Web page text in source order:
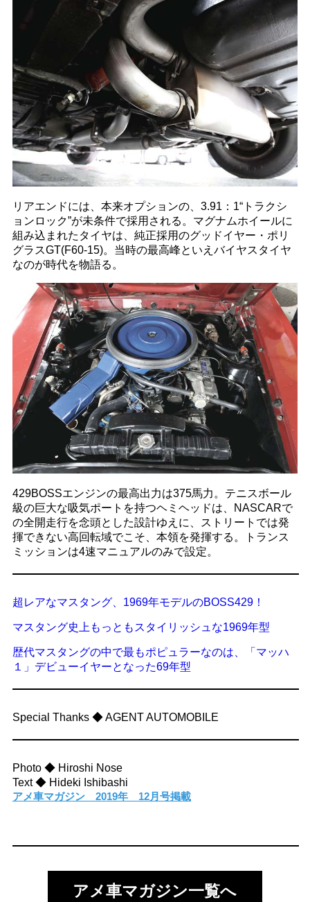
リアエンドには、本来オプションの、3.91：1“トラクシ
ョンロック”が未条件で採用される。マグナムホイールに
組み込まれたタイヤは、純正採用のグッドイヤー・ポリ
グラスGT(F60-15)。当時の最高峰といえバイヤスタイヤ
なのが時代を物語る。
429BOSSエンジンの最高出力は375馬力。テニスボール
級の巨大な吸気ポートを持つヘミヘッドは、NASCARで
の全開走行を念頭とした設計ゆえに、ストリートでは発
揮できない高回転域でこそ、本領を発揮する。トランス
ミッションは4速マニュアルのみで設定。
超レアなマスタング、1969年モデルのBOSS429！
マスタング史上もっともスタイリッシュな1969年型
歴代マスタングの中で最もポピュラーなのは、「マッハ
１」デビューイヤーとなった69年型
Special Thanks ◆ AGENT AUTOMOBILE
Photo ◆ Hiroshi Nose
Text ◆ Hideki Ishibashi
アメ車マガジン 2019年 12月号掲載
アメ車マガジン一覧へ